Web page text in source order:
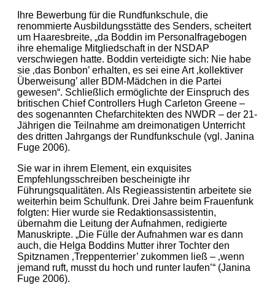
Ihre Bewerbung für die Rundfunkschule, die
renommierte Ausbildungsstätte des Senders, scheitert
um Haaresbreite, „da Boddin im Personalfragebogen
ihre ehemalige Mitgliedschaft in der NSDAP
verschwiegen hatte. Boddin verteidigte sich: Nie habe
sie ‚das Bonbon’ erhalten, es sei eine Art ‚kollektiver
Überweisung’ aller BDM-Mädchen in die Partei
gewesen“. Schließlich ermöglichte der Einspruch des
britischen Chief Controllers Hugh Carleton Greene –
des sogenannten Chefarchitekten des NWDR – der 21-
Jährigen die Teilnahme am dreimonatigen Unterricht
des dritten Jahrgangs der Rundfunkschule (vgl. Janina
Fuge 2006).
Sie war in ihrem Element, ein exquisites
Empfehlungsschreiben bescheinigte ihr
Führungsqualitäten. Als Regieassistentin arbeitete sie
weiterhin beim Schulfunk. Drei Jahre beim Frauenfunk
folgten: Hier wurde sie Redaktionsassistentin,
übernahm die Leitung der Aufnahmen, redigierte
Manuskripte. „Die Fülle der Aufnahmen war es dann
auch, die Helga Boddins Mutter ihrer Tochter den
Spitznamen ‚Treppenterrier’ zukommen ließ – ‚wenn
jemand ruft, musst du hoch und runter laufen’“ (Janina
Fuge 2006).